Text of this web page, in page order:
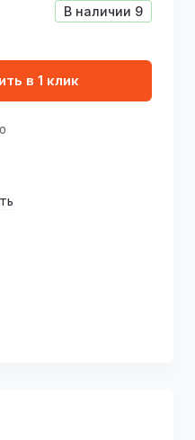
В наличии 9
в 1 клик